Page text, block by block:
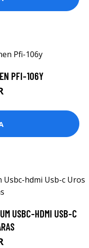
PFI-106Y
USBC-HDMI USB-C